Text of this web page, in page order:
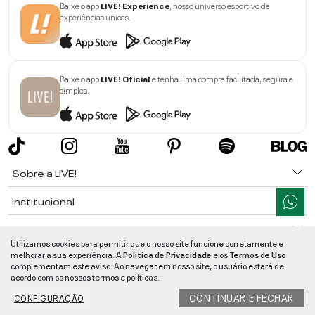
Baixe o appLIVE! Experience , nosso universo esportivo de
experiências únicas.
Baixe o appLIVE! Oficiale tenha uma compra facilitada, segura e
simples.
Sobre a LIVE!
Institucional
Ajuda
Segurança e Qualidade
LIVE!©2026- TODOS OS DIREITOS RESERVADOS -RUA MANOEL FRANCISCO
Utilizamos cookies para permitir que o nosso site funcione corretamente e
melhorar a sua experiência. APolitica de Privacidade e osTermos de Uso
complementam este aviso. Ao navegar em nosso site, o usuário estará de
acordo com os nossos termos e políticas.
CONFIGURAÇÃO
CONTINUAR E FECHAR